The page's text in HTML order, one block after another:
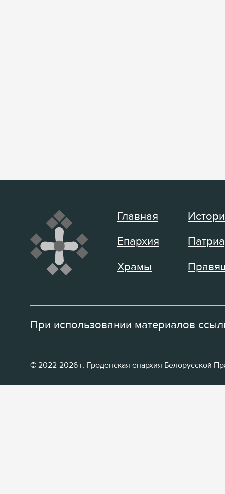
Главная
Епархия
Храмы
При использовании материалов
© 2022-2026 г. Гроденская епархия Белорусской